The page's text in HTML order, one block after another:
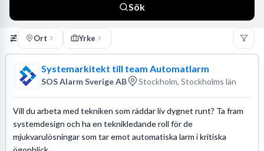
Sök
Ort Yrke
Systemarkitekt till team Automatlarm
SOS Alarm Sverige AB Stockholm, Stockholms län
Vill du arbeta med tekniken som räddar liv dygnet runt? Ta fram
systemdesign och ha en teknikledande roll för de
mjukvarulösningar som tar emot automatiska larm i kritiska